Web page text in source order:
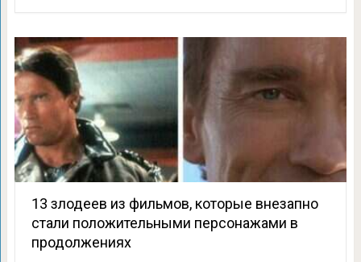
13 злодеев из фильмов, которые внезапно
стали положительными персонажами в
продолжениях